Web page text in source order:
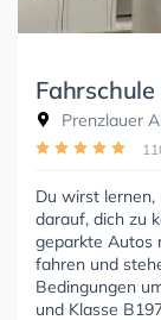
Fahrschule
Prenzlauer
Du wirst
darauf, dich zu
geparkte Autos
fahren und
Bedingungen
und Klasse